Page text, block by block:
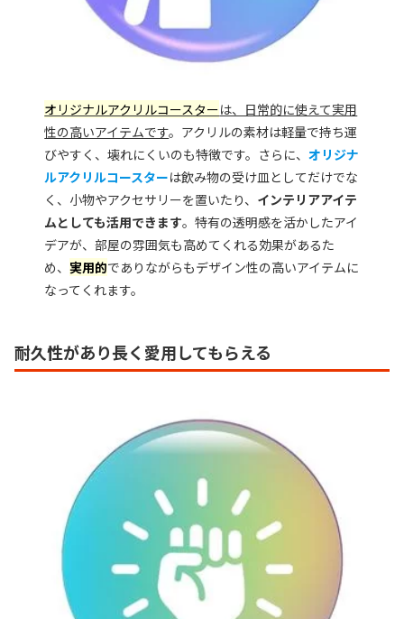
オリジナルアクリルコースターは、日常的に使えて実用
性の高いアイテムです。アクリルの素材は軽量で持ち運
びやすく、壊れにくいのも特徴です。さらに、オリジナ
ルアクリルコースターは飲み物の受け皿としてだけでな
く、小物やアクセサリーを置いたり、 インテリアアイテ
ムとしても活用できます。特有の透明感を活かしたアイ
デアが、部屋の雰囲気も高めてくれる効果があるた
め、実用的でありながらもデザイン性の高いアイテムに
なってくれます。
耐久性があり長く愛用してもらえる